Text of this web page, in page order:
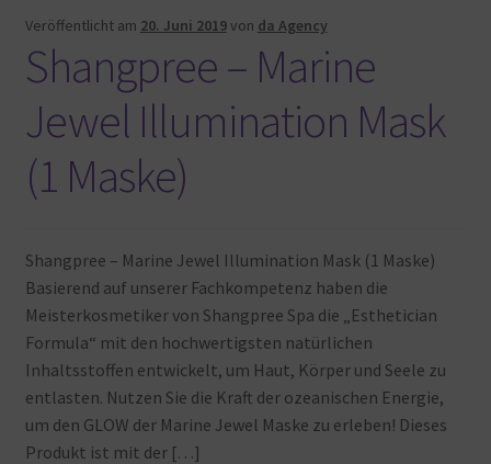
Veröffentlicht am 20. Juni 2019von da Agency
Shangpree – Marine
Jewel Illumination Mask
(1 Maske)
Shangpree – Marine Jewel Illumination Mask (1 Maske)
Basierend auf unserer Fachkompetenz haben die
Meisterkosmetiker von Shangpree Spa die „Esthetician
Formula“ mit den hochwertigsten natürlichen
Inhaltsstoffen entwickelt, um Haut, Körper und Seele zu
entlasten. Nutzen Sie die Kraft der ozeanischen Energie,
um den GLOW der Marine Jewel Maske zu erleben! Dieses
Produkt ist mit der […]